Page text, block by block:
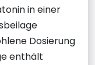
in einer
Dosierung
enthält